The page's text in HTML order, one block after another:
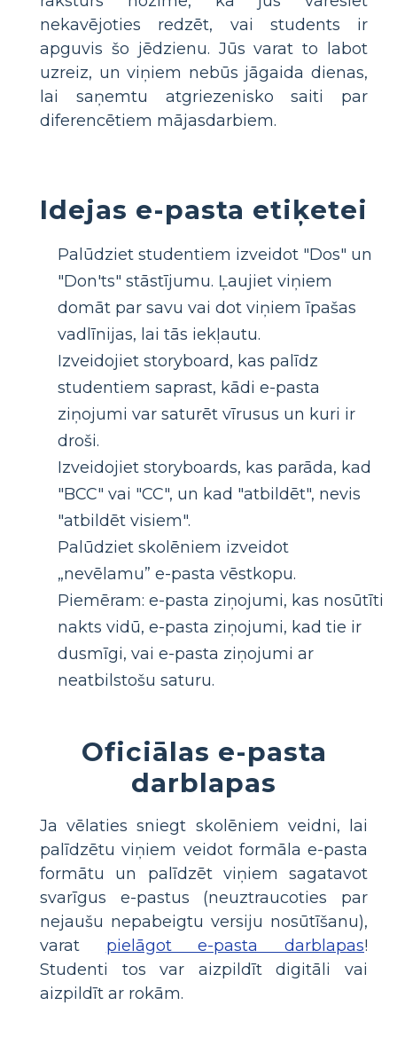
nekavējoties redzēt, vai students ir
apguvis šo jēdzienu. Jūs varat to labot
uzreiz, un viņiem nebūs jāgaida dienas,
lai saņemtu atgriezenisko saiti par
diferencētiem mājasdarbiem.
Idejas e-pasta etiķetei
Palūdziet studentiem izveidot "Dos" un
"Don'ts" stāstījumu. Ļaujiet viņiem
domāt par savu vai dot viņiem īpašas
vadlīnijas, lai tās iekļautu.
Izveidojiet storyboard, kas palīdz
studentiem saprast, kādi e-pasta
ziņojumi var saturēt vīrusus un kuri ir
droši.
Izveidojiet storyboards, kas parāda, kad
"BCC" vai "CC", un kad "atbildēt", nevis
"atbildēt visiem".
Palūdziet skolēniem izveidot
„nevēlamu” e-pasta vēstkopu.
Piemēram: e-pasta ziņojumi, kas nosūtīti
nakts vidū, e-pasta ziņojumi, kad tie ir
dusmīgi, vai e-pasta ziņojumi ar
neatbilstošu saturu.
Oficiālas e-pasta
darblapas
Ja vēlaties sniegt skolēniem veidni, lai
palīdzētu viņiem veidot formāla e-pasta
formātu un palīdzēt viņiem sagatavot
svarīgus e-pastus (neuztraucoties par
nejaušu nepabeigtu versiju nosūtīšanu),
varat pielāgot e-pasta darblapas!
Studenti tos var aizpildīt digitāli vai
aizpildīt ar rokām.